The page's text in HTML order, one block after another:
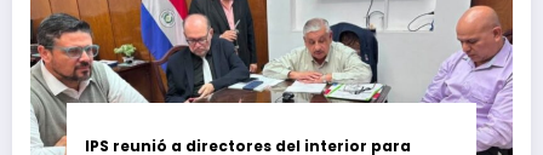
IPS reunió a directores del interior para